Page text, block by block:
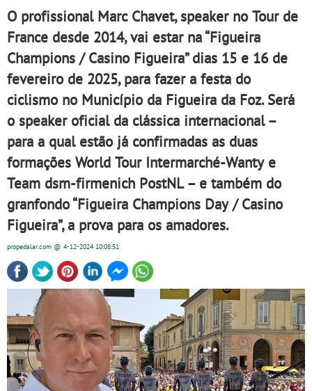
O profissional Marc Chavet, speaker no Tour de
France desde 2014, vai estar na “Figueira
Champions / Casino Figueira” dias 15 e 16 de
fevereiro de 2025, para fazer a festa do
ciclismo no Município da Figueira da Foz. Será
o speaker oficial da clássica internacional –
para a qual estão já confirmadas as duas
formações World Tour Intermarché-Wanty e
Team dsm-firmenich PostNL – e também do
granfondo “Figueira Champions Day / Casino
Figueira”, a prova para os amadores.
propedalar.com @ 4-12-202410:08:51